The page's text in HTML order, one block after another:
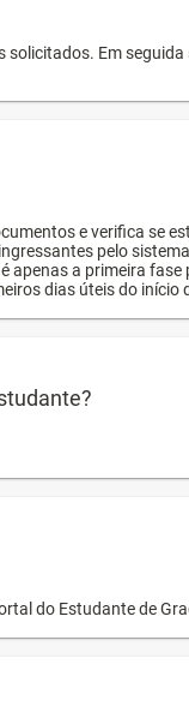
Em
e verifica se
pelo
a primeira
dias úteis do início
do Estudante de